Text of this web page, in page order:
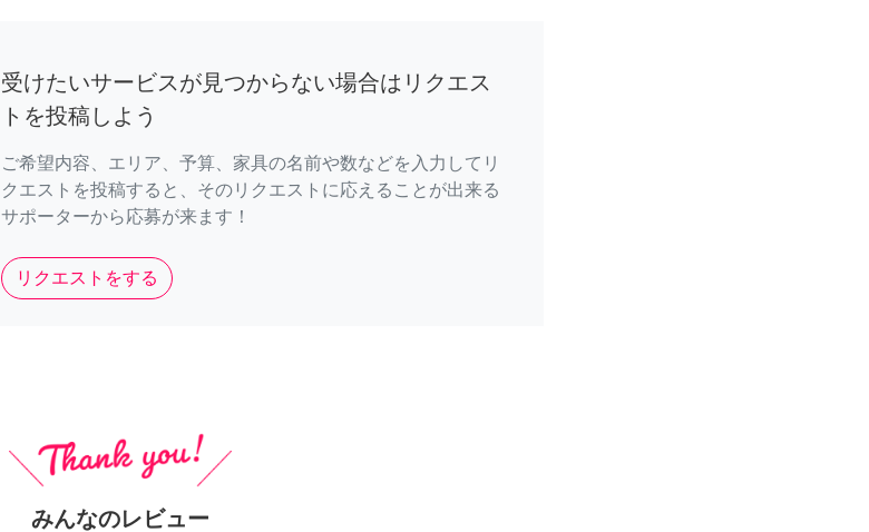
受けたいサービスが見つからない場合はリクエス
トを投稿しよう
ご希望内容、エリア、予算、家具の名前や数などを入力してリ
クエストを投稿すると、そのリクエストに応えることが出来る
サポーターから応募が来ます！
リクエストをする
みんなのレビュー